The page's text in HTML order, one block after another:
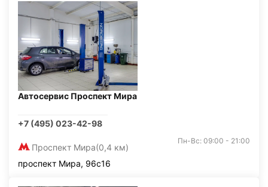
Автосервис Проспект Мира
+7 (495) 023-42-98
Проспект Мира(0,4 км)
Пн-Вс: 09:00 - 21:00
проспект Мира, 96с16